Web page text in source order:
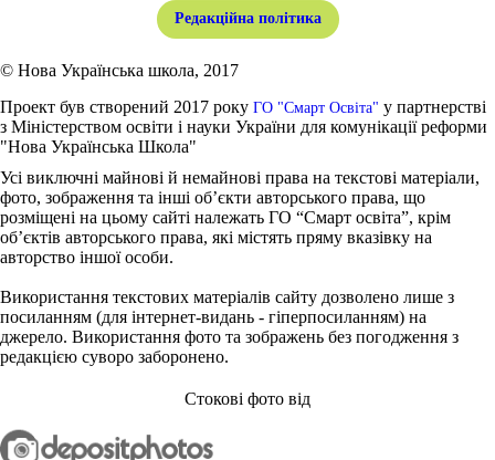
Редакційна політика
© Нова Українська школа, 2017
Проект був створений 2017 року ГО "Смарт Освіта" у партнерстві
з Міністерством освіти і науки України для комунікації реформи
"Нова Українська Школа"
Усі виключні майнові й немайнові права на текстові матеріали,
фото, зображення та інші об’єкти авторського права, що
розміщені на цьому сайті належать ГО “Смарт освіта”, крім
об’єктів авторського права, які містять пряму вказівку на
авторство іншої особи.
Використання текстових матеріалів сайту дозволено лише з
посиланням (для інтернет-видань - гіперпосиланням) на
джерело. Використання фото та зображень без погодження з
редакцією суворо заборонено.
Стокові фото від